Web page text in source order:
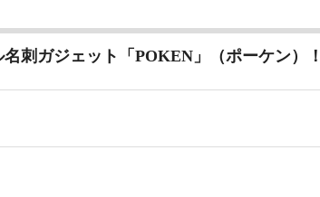
刺ガジェット「POKEN」（ポーケン）！